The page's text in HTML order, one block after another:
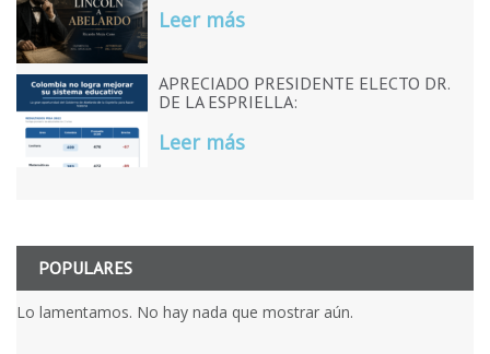
Leer más
APRECIADO PRESIDENTE ELECTO DR.
DE LA ESPRIELLA:
Leer más
POPULARES
Lo lamentamos. No hay nada que mostrar aún.